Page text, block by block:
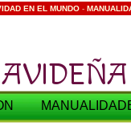
EN EL MUNDO-